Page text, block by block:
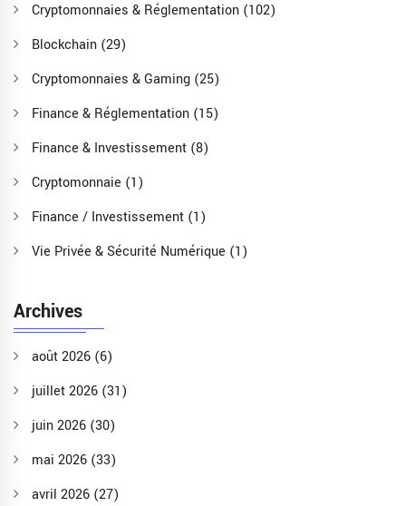
Cryptomonnaies & Réglementation (102)
Blockchain (29)
Cryptomonnaies & Gaming (25)
Finance & Réglementation (15)
Finance & Investissement (8)
Cryptomonnaie (1)
Finance / Investissement (1)
Vie Privée & Sécurité Numérique (1)
Archives
août 2026 (6)
juillet 2026 (31)
juin 2026 (30)
mai 2026 (33)
avril 2026 (27)